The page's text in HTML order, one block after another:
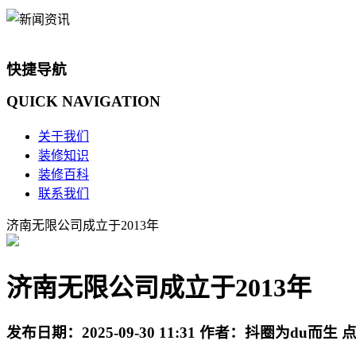
快捷导航
QUICK NAVIGATION
关于我们
装修知识
装修百科
联系我们
济南无限公司成立于2013年
济南无限公司成立于2013年
发布日期： 2025-09-30 11:31 作者： 抖圈为du而生